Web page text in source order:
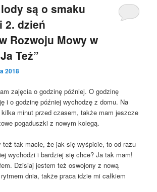
są o smaku
2. dzień
Rozwoju Mowy w
Też”
2018
zajęcia o godzinę później. O godzinę
i o godzinę później wychodzę z domu. Na
minut przed czasem, także mam jeszcze
pogaduszki z nowym kolegą.
też tak macie, że jak się wyśpicie, to od razu
wychodzi i bardziej się chce? Ja tak mam!
Dzisiaj jestem też oswojony z nową
dnia, także praca idzie mi całkiem